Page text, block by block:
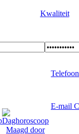
Kwaliteit
E-mail